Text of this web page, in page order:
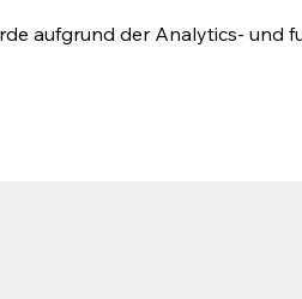
aufgrund der Analytics- und